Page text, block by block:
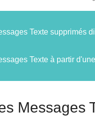
Texte supprimés
Texte à partir
Messages